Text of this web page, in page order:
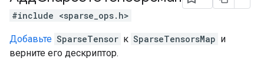
#include <sparse_ops.h>
Добавьте SparseTensor к SparseTensorsMap и
верните его дескриптор.